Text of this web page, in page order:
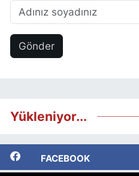
Gönder
Yükleniyor...
FACEBOOK